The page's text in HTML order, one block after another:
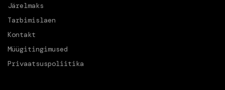
Järelmaks
Tarbimislaen
Kontakt
Müügitingimused
Privaatsuspoliitika